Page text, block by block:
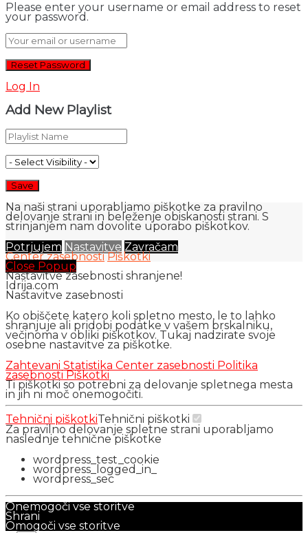
Please enter your username or email address to reset
your password.
Log In
Add New Playlist
Na naši strani uporabljamo piškotke za pravilno
delovanje strani in beleženje obiskanosti strani. S
strinjanjem nam dovolite uporabo piškotkov.
Potrjujem Nastavitve Zavračam
Center zasebnosti Piškotki
Close Popup
Nastavitve zasebnosti shranjene!
Idrija.com
Nastavitve zasebnosti
Ko obiščete katero koli spletno mesto, le to lahko
shranjuje ali pridobi podatke v vašem brskalniku,
večinoma v obliki piškotkov. Tukaj nadzirate svoje
osebne nastavitve za piškotke.
Zahtevani Statistika Center zasebnosti Politika
zasebnostiPiškotki
Ti piškotki so potrebni za delovanje spletnega mesta
in jih ni moč onemogočiti.
Tehnični piškotkiTehnični piškotki
Za pravilno delovanje spletne strani uporabljamo
naslednje tehnične piškotke
wordpress_test_cookie
wordpress_logged_in_
wordpress_sec
Onemogoči vse storitve
Shrani
Omogoči vse storitve